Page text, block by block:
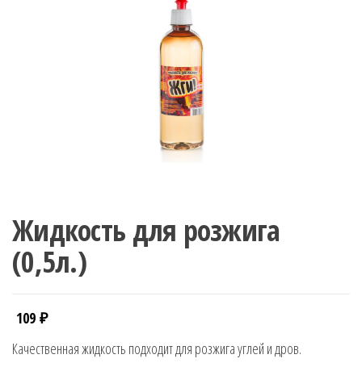
Жидкость для розжига
(0,5л.)
109 ₽
Качественная жидкость подходит для розжига углей и дров.